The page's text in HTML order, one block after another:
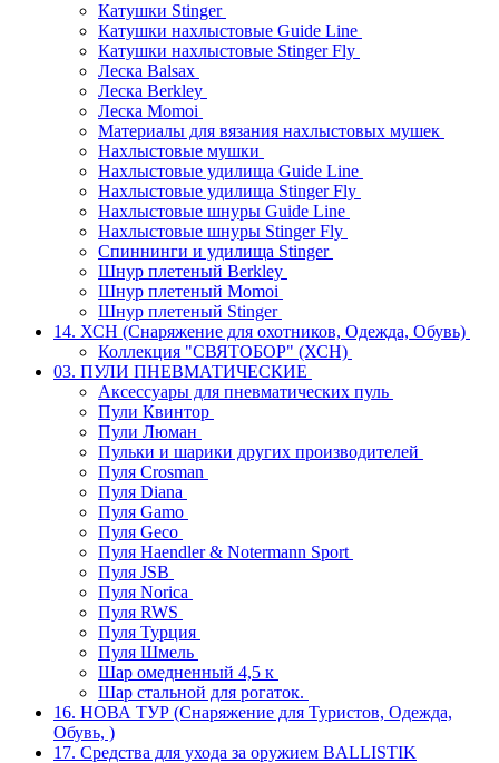
Катушки Stinger
Катушки нахлыстовые Guide Line
Катушки нахлыстовые Stinger Fly
Леска Balsax
Леска Berkley
Леска Momoi
Материалы для вязания нахлыстовых мушек
Нахлыстовые мушки
Нахлыстовые удилища Guide Line
Нахлыстовые удилища Stinger Fly
Нахлыстовые шнуры Guide Line
Нахлыстовые шнуры Stinger Fly
Спиннинги и удилища Stinger
Шнур плетеный Berkley
Шнур плетеный Momoi
Шнур плетеный Stinger
14. ХСН (Снаряжение для охотников, Одежда, Обувь)
Коллекция "СВЯТОБОР" (ХСН)
03. ПУЛИ ПНЕВМАТИЧЕСКИЕ
Аксессуары для пневматических пуль
Пули Квинтор
Пули Люман
Пульки и шарики других производителей
Пуля Crosman
Пуля Diana
Пуля Gamo
Пуля Geco
Пуля Haendler & Notermann Sport
Пуля JSB
Пуля Norica
Пуля RWS
Пуля Турция
Пуля Шмель
Шар омедненный 4,5 к
Шар стальной для рогаток.
16. НОВА ТУР (Снаряжение для Туристов, Одежда,
Обувь, )
17. Средства для ухода за оружием BALLISTIK